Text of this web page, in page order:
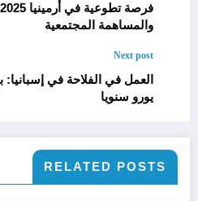
والمساهمة المجتمعية
Next post
يورو سنويا
RELATED POSTS